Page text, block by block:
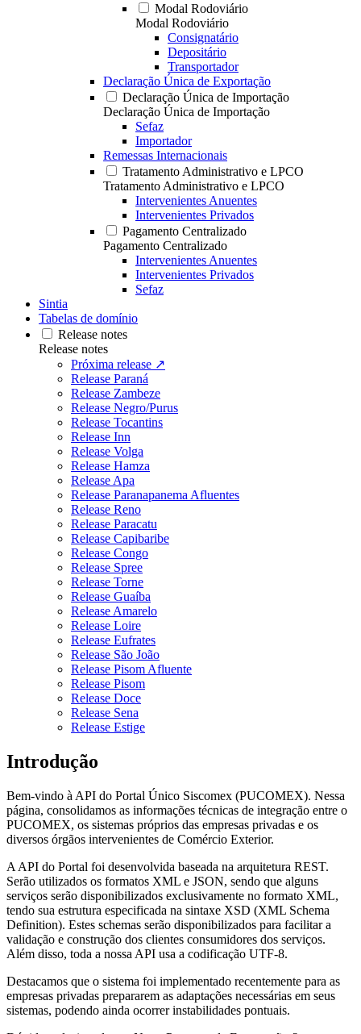
Modal Rodoviário
Modal Rodoviário
Consignatário
Depositário
Transportador
Declaração Única de Exportação
Declaração Única de Importação
Declaração Única de Importação
Sefaz
Importador
Remessas Internacionais
Tratamento Administrativo e LPCO
Tratamento Administrativo e LPCO
Intervenientes Anuentes
Intervenientes Privados
Pagamento Centralizado
Pagamento Centralizado
Intervenientes Anuentes
Intervenientes Privados
Sefaz
Sintia
Tabelas de domínio
Release notes
Release notes
Próxima release ↗
Release Paraná
Release Zambeze
Release Negro/Purus
Release Tocantins
Release Inn
Release Volga
Release Hamza
Release Apa
Release Paranapanema Afluentes
Release Reno
Release Paracatu
Release Capibaribe
Release Congo
Release Spree
Release Torne
Release Guaíba
Release Amarelo
Release Loire
Release Eufrates
Release São João
Release Pisom Afluente
Release Pisom
Release Doce
Release Sena
Release Estige
Introdução
Bem-vindo à API do Portal Único Siscomex (PUCOMEX). Nessa
página, consolidamos as informações técnicas de integração entre o
PUCOMEX, os sistemas próprios das empresas privadas e os
diversos órgãos intervenientes de Comércio Exterior.
A API do Portal foi desenvolvida baseada na arquitetura REST.
Serão utilizados os formatos XML e JSON, sendo que alguns
serviços serão disponibilizados exclusivamente no formato XML,
tendo sua estrutura especificada na sintaxe XSD (XML Schema
Definition). Estes schemas serão disponibilizados para facilitar a
validação e construção dos clientes consumidores dos serviços.
Além disso, toda a nossa API usa a codificação UTF-8.
Destacamos que o sistema foi implementado recentemente para as
empresas privadas prepararem as adaptações necessárias em seus
sistemas, podendo ainda ocorrer instabilidades pontuais.